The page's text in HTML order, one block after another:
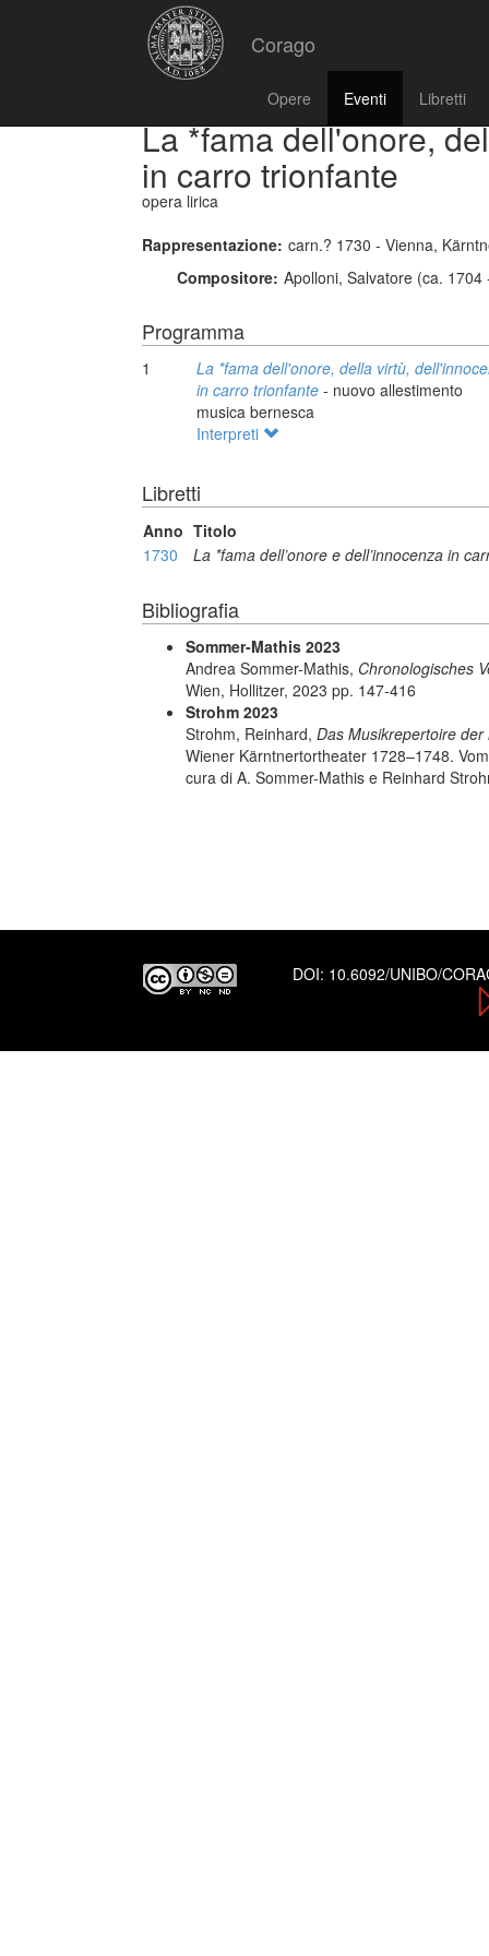
Corago
Opere Eventi Libretti
La *fama dell'onore,
in carro trionfante
opera lirica
Rappresentazione: carn.? 1730 - Vienna,
Compositore: Apolloni, Salvatore (ca. 1704
Programma
1
La *fama dell'onore, della virtù,
in carro trionfante - nuovo allestimento
musica bernesca
Interpreti
Libretti
Anno Titolo
1730
La *fama dell’onore e dell’innocenza in
Bibliografia
Sommer-Mathis 2023
Andrea Sommer-Mathis, Chronologisches
Wien, Hollitzer, 2023 pp. 147-416
Strohm 2023
Strohm, Reinhard, Das Musikrepertoire
Wiener Kärntnertortheater 1728–1748.
cura di A. Sommer-Mathis e Reinhard
DOI: 10.6092/UNIBO/